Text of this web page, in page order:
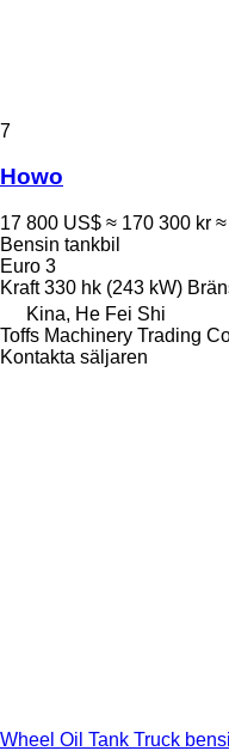
7
Howo
17 800 US$ ≈ 170 300 kr
Bensin tankbil
Euro 3
Kraft 330 hk (243 kW)
Kina, He Fei Shi
Toffs Machinery Trading
Kontakta säljaren
Wheel Oil Tank Truck